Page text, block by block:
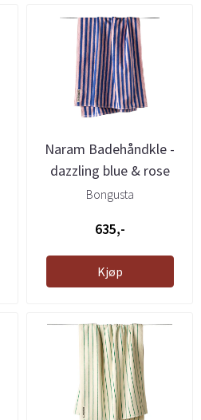
Naram Badehåndkle -
dazzling blue & rose
Bongusta
635,-
Kjøp